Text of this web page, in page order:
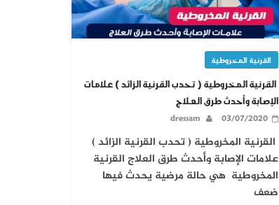
القرنية المخروطية
القرنية المخروطية ( تحدب القرنية الزائد ) علامات
الإصابة وأحدث طرق العلاج
03/07/2020
dressam
القرنية المخروطية ( تحدب القرنية الزائد )
علامات الإصابة وأحدث طرق العلاج القرنية
المخروطية هي حالة مرضية يحدث فيها
ضعف